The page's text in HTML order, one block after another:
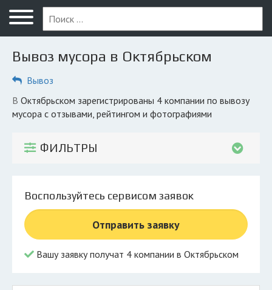
Меню
Главная
Вопрос юристу
Рег. операторы
Личный кабинет
© 2026 Все права защищены
Вывоз мусора в Октябрьском
Вывоз
в Октябрьском зарегистрированы 4 компании по вывозу
мусора с отзывами, рейтингом и фотографиями
ФИЛЬТРЫ
Воспользуйтесь сервисом заявок
Отправить заявку
Вашу заявку получат 4 компании в Октябрьском